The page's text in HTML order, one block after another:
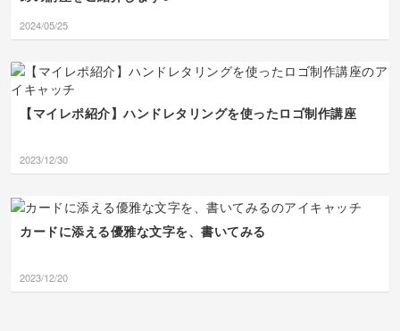
2024/05/25
【マイレポ紹介】ハンドレタリングを使ったロゴ制作講座
2023/12/30
カードに添える優雅な文字を、書いてみる
2023/12/20